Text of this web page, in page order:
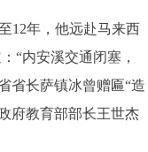
12年，他远赴马来西
“内安溪交通闭塞，
省长萨镇冰曾赠匾“造
府教育部部长王世杰